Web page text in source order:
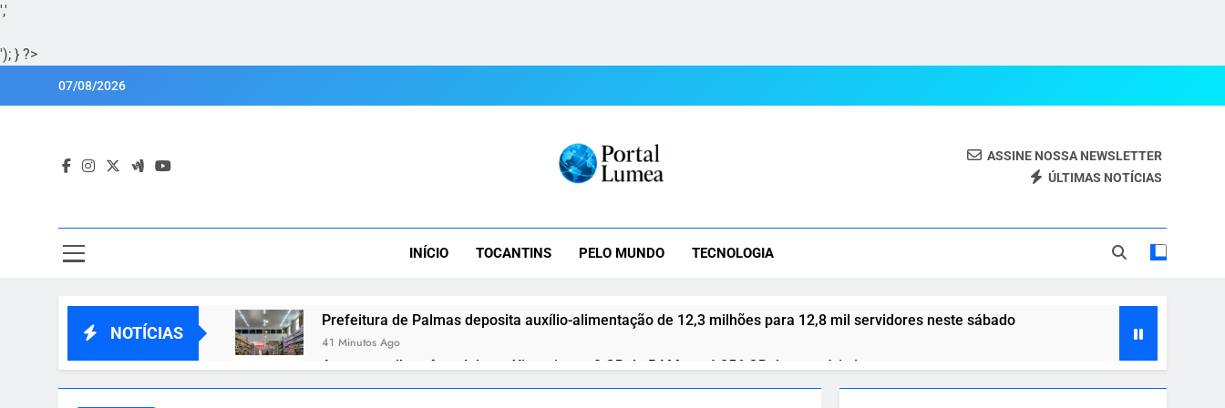
','
'); } ?>
07/08/2026
ASSINE NOSSA NEWSLETTER
ÚLTIMAS NOTÍCIAS
INÍCIO TOCANTINS PELO MUNDO TECNOLOGIA
NOTÍCIAS
Prefeitura de Palmas deposita auxílio-alimentação de 12,3 milhões para 12,8 mil servidores neste sábado
41 Minutos Ago
Amazon exibe três celulares Xiaomi com 8 GB de RAM e até 256 GB de memória interna
55 Minutos Ago